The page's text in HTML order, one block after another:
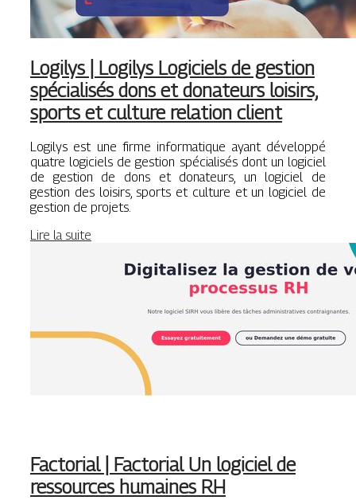
Logilys | Logilys Logiciels de gestion
spécialisés dons et donateurs loisirs,
sports et culture relation client
Logilys est une firme informatique ayant développé
quatre logiciels de gestion spécialisés dont un logiciel
de gestion de dons et donateurs, un logiciel de
gestion des loisirs, sports et culture et un logiciel de
gestion de projets.
Lire la suite
Factorial | Factorial Un logiciel de
ressources humaines RH